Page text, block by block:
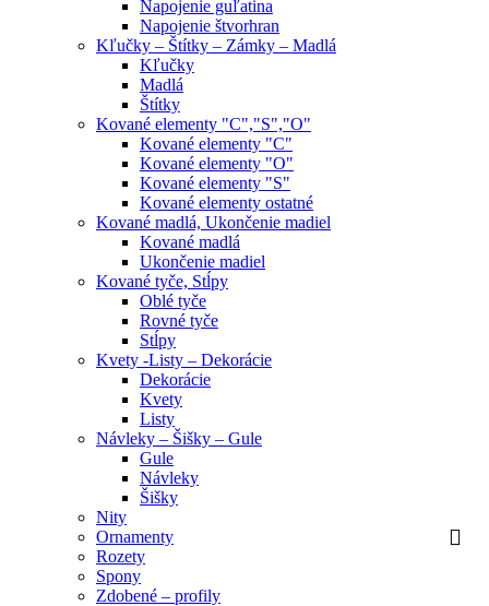
Napojenie guľatina
Napojenie štvorhran
Kľučky – Štítky – Zámky – Madlá
Kľučky
Madlá
Štítky
Kované elementy "C","S","O"
Kované elementy "C"
Kované elementy "O"
Kované elementy "S"
Kované elementy ostatné
Kované madlá, Ukončenie madiel
Kované madlá
Ukončenie madiel
Kované tyče, Stĺpy
Oblé tyče
Rovné tyče
Stĺpy
Kvety -Listy – Dekorácie
Dekorácie
Kvety
Listy
Návleky – Šišky – Gule
Gule
Návleky
Šišky
Nity
Ornamenty
Rozety
Spony
Zdobené – profily